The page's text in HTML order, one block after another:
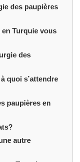
des paupières
Turquie vous
des
quoi s’attendre
paupières en
autre